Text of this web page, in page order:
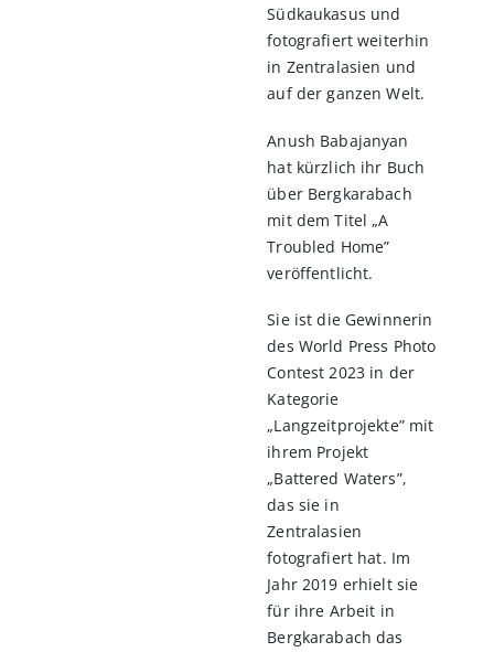
Südkaukasus und
fotografiert weiterhin
in Zentralasien und
auf der ganzen Welt.
Anush Babajanyan
hat kürzlich ihr Buch
über Bergkarabach
mit dem Titel „A
Troubled Home”
veröffentlicht.
Sie ist die Gewinnerin
des World Press Photo
Contest 2023 in der
Kategorie
„Langzeitprojekte” mit
ihrem Projekt
„Battered Waters”,
das sie in
Zentralasien
fotografiert hat. Im
Jahr 2019 erhielt sie
für ihre Arbeit in
Bergkarabach das